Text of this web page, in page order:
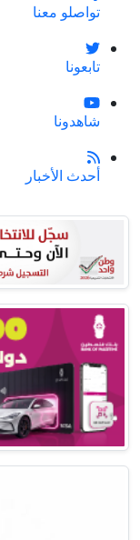
تواصلو معنا
تابعونا
شاهدونا
أحدث الأخبار